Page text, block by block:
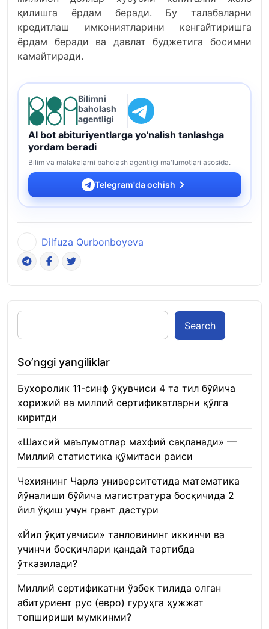
қилишга ёрдам беради. Бу талабаларни
кредитлаш имкониятларини кенгайтиришга
ёрдам беради ва давлат буджетига босимни
камайтиради.
Bilimni
baholash
agentligi
AI bot abituriyentlarga yo'nalish tanlashga
yordam beradi
Bilim va malakalarni baholash agentligi ma'lumotlari asosida.
Telegram'da ochish
Dilfuza Qurbonboyeva
Search
So’nggi yangiliklar
Бухоролик 11-синф ўқувчиси 4 та тил бўйича
хорижий ва миллий сертификатларни қўлга
киритди
«Шахсий маълумотлар махфий сақланади» —
Миллий статистика қўмитаси раиси
Чехиянинг Чарлз университетида математика
йўналиши бўйича магистратура босқичида 2
йил ўқиш учун грант дастури
«Йил ўқитувчиси» танловининг иккинчи ва
учинчи босқичлари қандай тартибда
ўтказилади?
Миллий сертификатни ўзбек тилида олган
абитуриент рус (евро) гуруҳга ҳужжат
топшириши мумкинми?